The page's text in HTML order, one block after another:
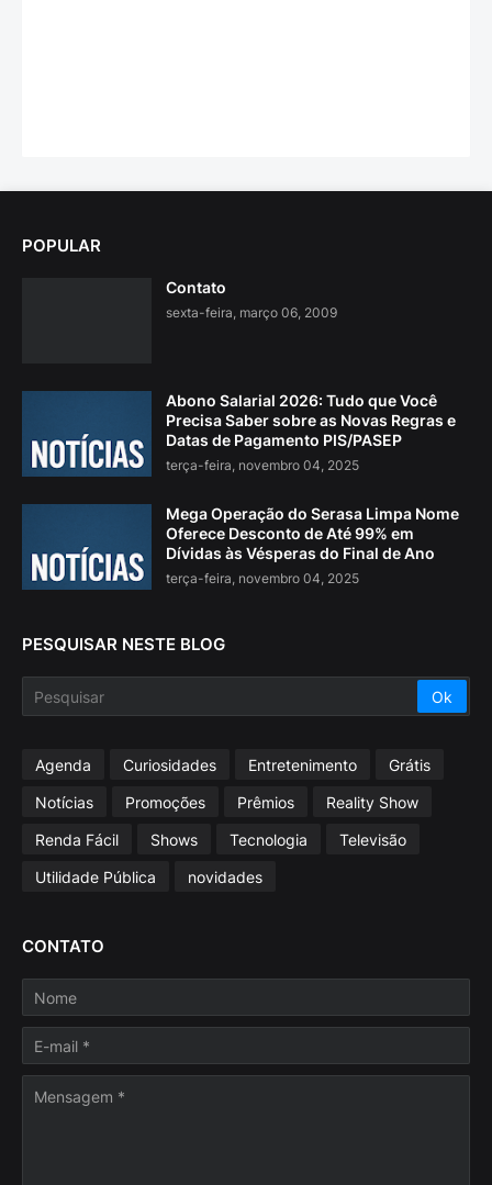
POPULAR
Contato
sexta-feira, março 06, 2009
Abono Salarial 2026: Tudo que Você
Precisa Saber sobre as Novas Regras e
Datas de Pagamento PIS/PASEP
terça-feira, novembro 04, 2025
Mega Operação do Serasa Limpa Nome
Oferece Desconto de Até 99% em
Dívidas às Vésperas do Final de Ano
terça-feira, novembro 04, 2025
PESQUISAR NESTE BLOG
Agenda Curiosidades Entretenimento
Grátis
Notícias
Promoções Prêmios
Reality Show
Renda Fácil
Shows Tecnologia
Televisão
Utilidade Pública
novidades
CONTATO